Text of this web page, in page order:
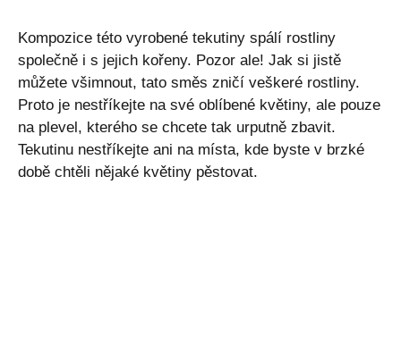
Kompozice této vyrobené tekutiny spálí rostliny
společně i s jejich kořeny. Pozor ale! Jak si jistě
můžete všimnout, tato směs zničí veškeré rostliny.
Proto je nestříkejte na své oblíbené květiny, ale pouze
na plevel, kterého se chcete tak urputně zbavit.
Tekutinu nestříkejte ani na místa, kde byste v brzké
době chtěli nějaké květiny pěstovat.